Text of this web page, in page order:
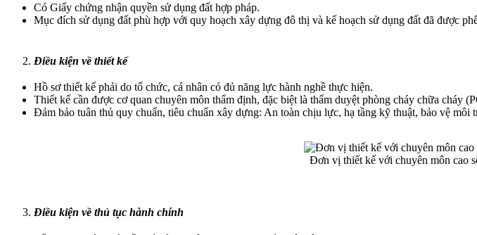
Có Giấy chứng nhận quyền sử dụng đất hợp pháp.
Mục đích sử dụng đất phù hợp với quy hoạch xây dựng đô thị và kế hoạch sử dụng đất đã được
Điều kiện về thiết kế
Hồ sơ thiết kế phải do tổ chức, cá nhân có đủ năng lực hành nghề thực hiện.
Thiết kế cần được cơ quan chuyên môn thẩm định, đặc biệt là thẩm duyệt phòng cháy chữa cháy
Đảm bảo tuân thủ quy chuẩn, tiêu chuẩn xây dựng: An toàn chịu lực, hạ tầng kỹ thuật, bảo vệ môi
Đơn vị thiết kế với chuyên môn cao
Điều kiện về thủ tục hành chính